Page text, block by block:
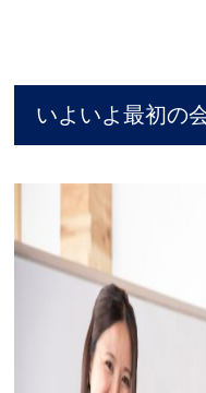
いよいよ最初の